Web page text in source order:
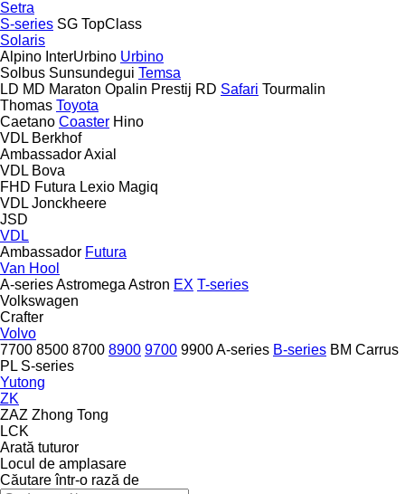
Setra
S-series SG TopClass
Solaris
Alpino InterUrbino Urbino
Solbus Sunsundegui Temsa
LD MD Maraton Opalin Prestij RD Safari Tourmalin
Thomas Toyota
Caetano Coaster Hino
VDL Berkhof
AmbassadorAxial
VDL Bova
FHD Futura Lexio Magiq
VDL Jonckheere
JSD
VDL
Ambassador Futura
Van Hool
A-seriesAstromega Astron EX T-series
Volkswagen
Crafter
Volvo
7700 8500 8700 8900 9700 9900A-series B-series BM Carrus
PL S-series
Yutong
ZK
ZAZ Zhong Tong
LCK
Arată tuturor
Locul de amplasare
Căutare într-o rază de